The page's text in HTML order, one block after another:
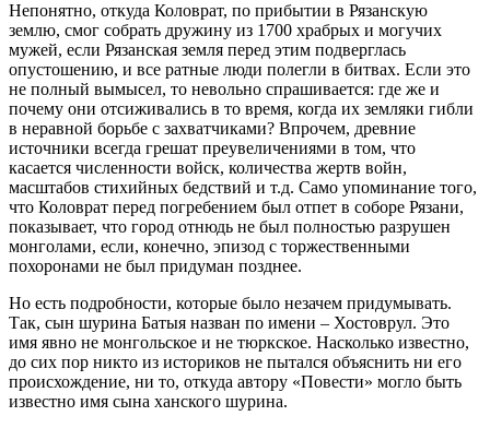
Непонятно, откуда Коловрат, по прибытии в Рязанскую
землю, смог собрать дружину из 1700 храбрых и могучих
мужей, если Рязанская земля перед этим подверглась
опустошению, и все ратные люди полегли в битвах. Если это
не полный вымысел, то невольно спрашивается: где же и
почему они отсиживались в то время, когда их земляки гибли
в неравной борьбе с захватчиками? Впрочем, древние
источники всегда грешат преувеличениями в том, что
касается численности войск, количества жертв войн,
масштабов стихийных бедствий и т.д. Само упоминание того,
что Коловрат перед погребением был отпет в соборе Рязани,
показывает, что город отнюдь не был полностью разрушен
монголами, если, конечно, эпизод с торжественными
похоронами не был придуман позднее.
Но есть подробности, которые было незачем придумывать.
Так, сын шурина Батыя назван по имени – Хостоврул. Это
имя явно не монгольское и не тюркское. Насколько известно,
до сих пор никто из историков не пытался объяснить ни его
происхождение, ни то, откуда автору «Повести» могло быть
известно имя сына ханского шурина.